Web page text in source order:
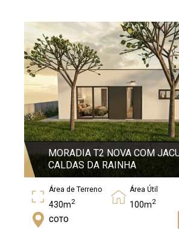
MORADIA T2 NOVA COM
CALDAS DA RAINHA
Área de Terreno
430m2
Área Útil
100m2
Quartos
COTO